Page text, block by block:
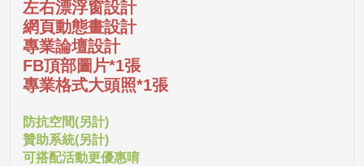
左右漂浮窗設計
網頁動態畫設計
專業論壇設計
FB頂部圖片*1張
專業格式大頭照*1張
防抗空間(另計)
贊助系統(另計)
可搭配活動更優惠唷